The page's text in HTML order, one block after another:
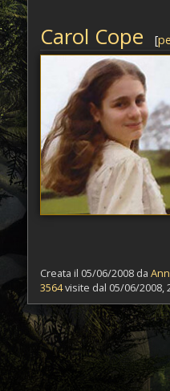
Carol Cope [
Creata il 05/06/2008 da
3564visite dal 05/06/2008,